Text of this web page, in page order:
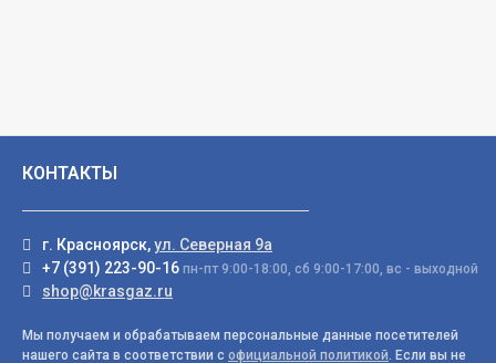
КОНТАКТЫ
г. Красноярск,ул. Северная 9а
+7 (391) 223-90-16 пн-пт 9:00-18:00, сб 9:00-17:00, вс - выходной
shop@krasgaz.ru
Мы получаем и обрабатываем персональные данные посетителей
нашего сайта в соответствии с официальной политикой. Если вы не